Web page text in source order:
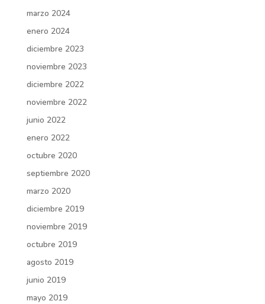
marzo 2024
enero 2024
diciembre 2023
noviembre 2023
diciembre 2022
noviembre 2022
junio 2022
enero 2022
octubre 2020
septiembre 2020
marzo 2020
diciembre 2019
noviembre 2019
octubre 2019
agosto 2019
junio 2019
mayo 2019